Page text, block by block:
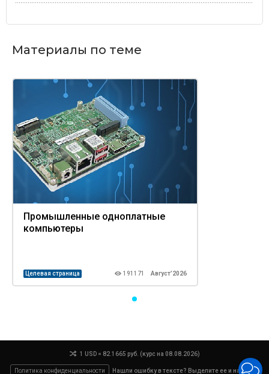
Материалы по теме
Промышленные одноплатные
компьютеры
Целевая страница 191171 Август’2026
1 USD = 82.1665 руб. (курс на 08.08.2026)
Политика конфиденциальности Нашли ошибку в тексте? Выделите ее и нажмите